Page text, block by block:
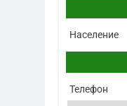
Население
Телефон